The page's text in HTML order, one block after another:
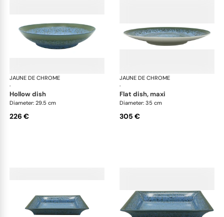
JAUNE DE CHROME
·
Nymphéa
hollow dish
Diameter: 29.5 cm
226 €
JAUNE DE CHROME
·
flat dish, maxi
Diameter: 35 cm
305 €